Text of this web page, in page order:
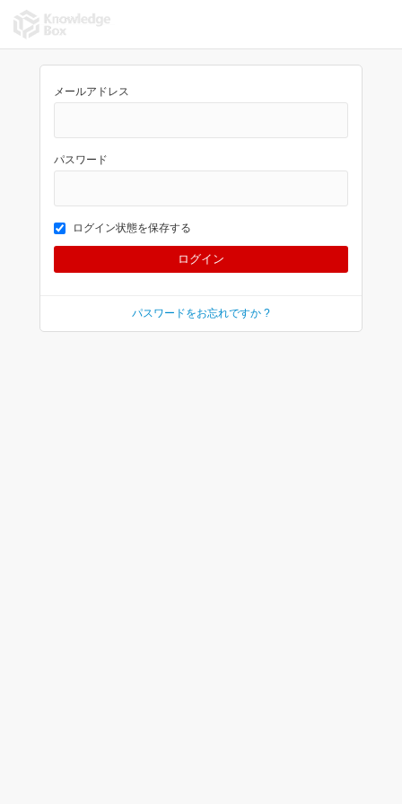
メールアドレス
パスワード
ログイン状態を保存する
パスワードをお忘れですか ?